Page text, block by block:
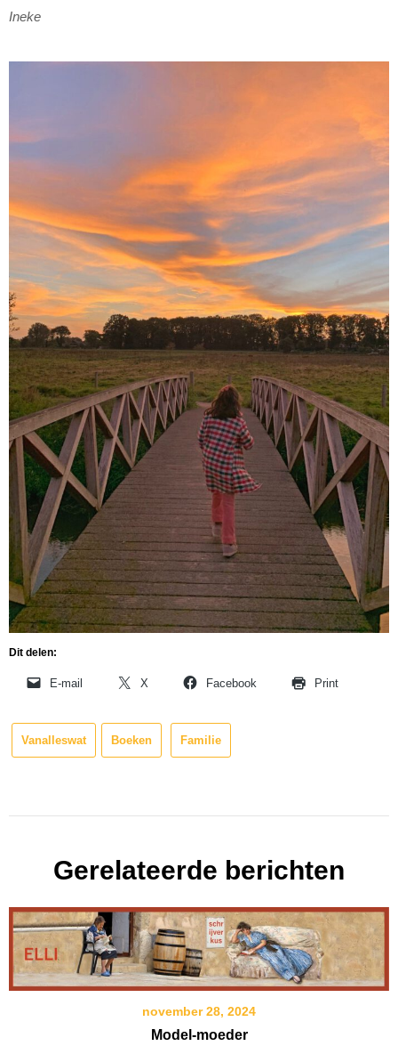
Ineke
Dit delen:
E-mail X Facebook Print
Vanalleswat Boeken Familie
Gerelateerde berichten
november 28, 2024
Model-moeder